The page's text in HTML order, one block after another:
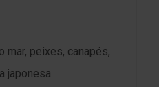
mar, peixes, canapés,
japonesa.